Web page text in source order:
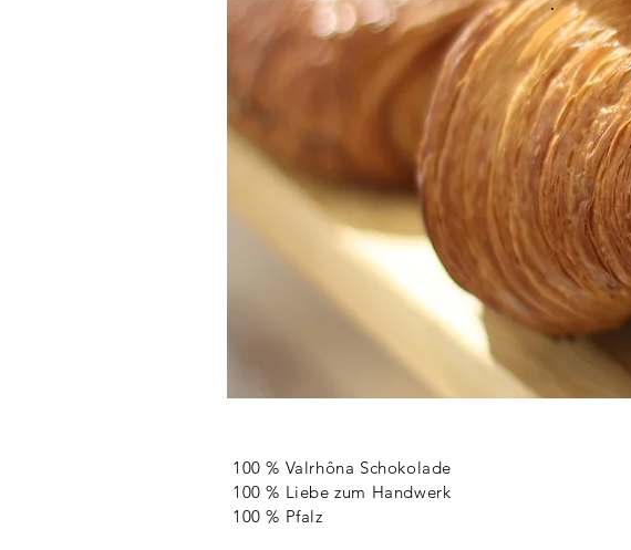
100 % Valrhôna Schokolade
100 % Liebe zum Handwerk
100 % Pfalz